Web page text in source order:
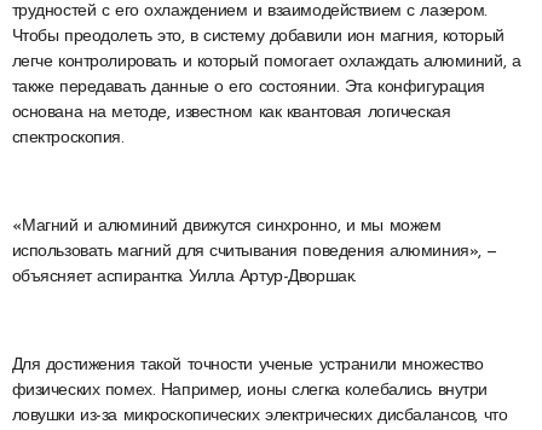
трудностей с его охлаждением и взаимодействием с лазером.
Чтобы преодолеть это, в систему добавили ион магния, который
легче контролировать и который помогает охлаждать алюминий, а
также передавать данные о его состоянии. Эта конфигурация
основана на методе, известном как квантовая логическая
спектроскопия.
«Магний и алюминий движутся синхронно, и мы можем
использовать магний для считывания поведения алюминия», —
объясняет аспирантка Уилла Артур-Дворшак.
Для достижения такой точности ученые устранили множество
физических помех. Например, ионы слегка колебались внутри
ловушки из-за микроскопических электрических дисбалансов, что